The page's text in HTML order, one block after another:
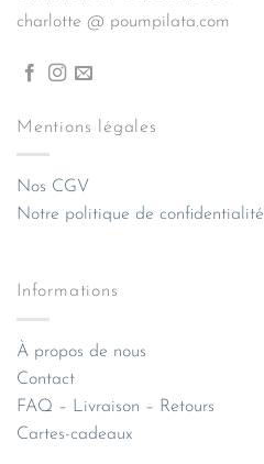
charlotte @ poumpilata.com
Mentions légales
Nos CGV
Notre politique de confidentialité
Informations
À propos de nous
Contact
FAQ – Livraison – Retours
Cartes-cadeaux